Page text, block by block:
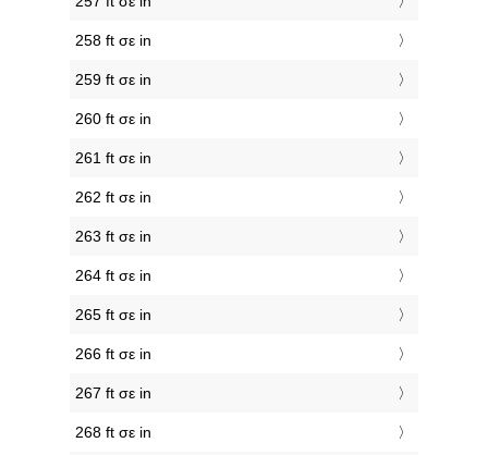
258 ft σε in
259 ft σε in
260 ft σε in
261 ft σε in
262 ft σε in
263 ft σε in
264 ft σε in
265 ft σε in
266 ft σε in
267 ft σε in
268 ft σε in